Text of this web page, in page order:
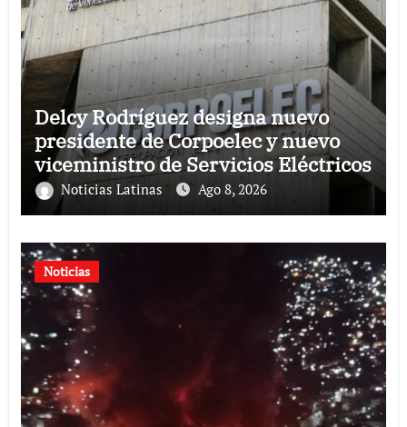
Delcy Rodríguez designa nuevo
presidente de Corpoelec y nuevo
viceministro de Servicios Eléctricos
Noticias Latinas Ago 8, 2026
Noticias